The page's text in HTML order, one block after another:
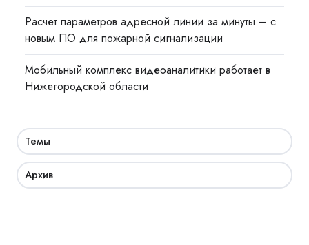
Расчет параметров адресной линии за минуты – с
новым ПО для пожарной сигнализации
Мобильный комплекс видеоаналитики работает в
Нижегородской области
Темы
Архив